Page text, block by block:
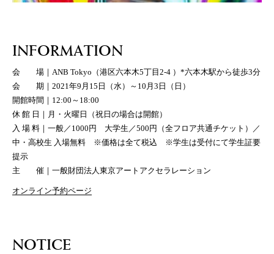
INFORMATION
会 場｜ANB Tokyo（港区六本木5丁目2-4 ）*六本木駅から徒歩3分
会 期｜2021年9月15日（水）～10月3日（日）
開館時間｜12:00～18:00
休 館 日｜月・火曜日（祝日の場合は開館）
入 場 料｜一般／1000円 大学生／500円（全フロア共通チケット）／
中・高校生 入場無料 ※価格は全て税込 ※学生は受付にて学生証要
提示
主 催｜一般財団法人東京アートアクセラレーション
オンライン予約ページ
NOTICE